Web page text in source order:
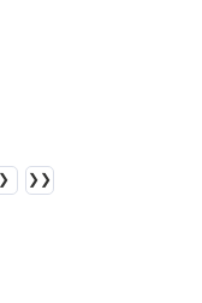
❯ ❯❯